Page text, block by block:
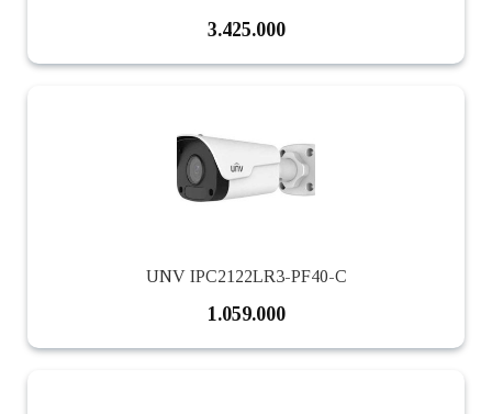
3.425.000
UNV IPC2122LR3-PF40-C
1.059.000